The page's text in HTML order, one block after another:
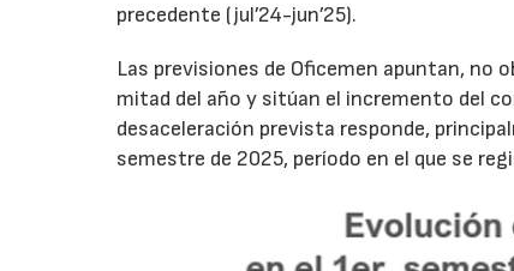
precedente (jul’24-jun’25).
Las previsiones de Oficemen apuntan, no
mitad del año y sitúan el incremento del
desaceleración prevista responde,
semestre de 2025, período en el que se